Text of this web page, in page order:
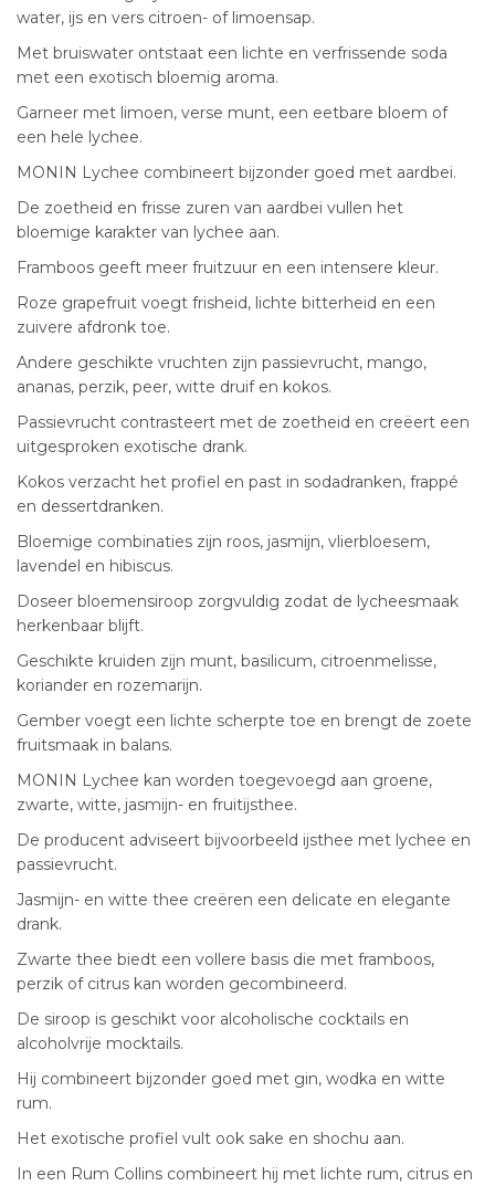
water, ijs en vers citroen- of limoensap.
Met bruiswater ontstaat een lichte en verfrissende soda
met een exotisch bloemig aroma.
Garneer met limoen, verse munt, een eetbare bloem of
een hele lychee.
MONIN Lychee combineert bijzonder goed met aardbei.
De zoetheid en frisse zuren van aardbei vullen het
bloemige karakter van lychee aan.
Framboos geeft meer fruitzuur en een intensere kleur.
Roze grapefruit voegt frisheid, lichte bitterheid en een
zuivere afdronk toe.
Andere geschikte vruchten zijn passievrucht, mango,
ananas, perzik, peer, witte druif en kokos.
Passievrucht contrasteert met de zoetheid en creëert een
uitgesproken exotische drank.
Kokos verzacht het profiel en past in sodadranken, frappé
en dessertdranken.
Bloemige combinaties zijn roos, jasmijn, vlierbloesem,
lavendel en hibiscus.
Doseer bloemensiroop zorgvuldig zodat de lycheesmaak
herkenbaar blijft.
Geschikte kruiden zijn munt, basilicum, citroenmelisse,
koriander en rozemarijn.
Gember voegt een lichte scherpte toe en brengt de zoete
fruitsmaak in balans.
MONIN Lychee kan worden toegevoegd aan groene,
zwarte, witte, jasmijn- en fruitijsthee.
De producent adviseert bijvoorbeeld ijsthee met lychee en
passievrucht.
Jasmijn- en witte thee creëren een delicate en elegante
drank.
Zwarte thee biedt een vollere basis die met framboos,
perzik of citrus kan worden gecombineerd.
De siroop is geschikt voor alcoholische cocktails en
alcoholvrije mocktails.
Hij combineert bijzonder goed met gin, wodka en witte
rum.
Het exotische profiel vult ook sake en shochu aan.
In een Rum Collins combineert hij met lichte rum, citrus en